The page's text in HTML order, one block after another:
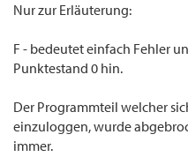
Nur zur Erläuterung:
F - bedeutet einfach Fehler
Punktestand 0 hin.
Der Programmteil welcher
einzuloggen, wurde
immer.